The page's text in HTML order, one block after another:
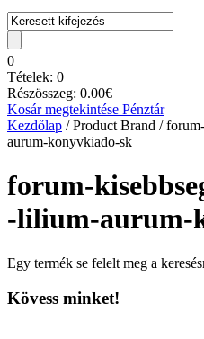
0
Tételek: 0
Részösszeg: 0.00€
Kosár megtekintése Pénztár
Kezdőlap / Product Brand /
aurum-konyvkiado-sk
forum-
-lilium-aurum-
Egy termék se felelt meg a
Kövess minket!